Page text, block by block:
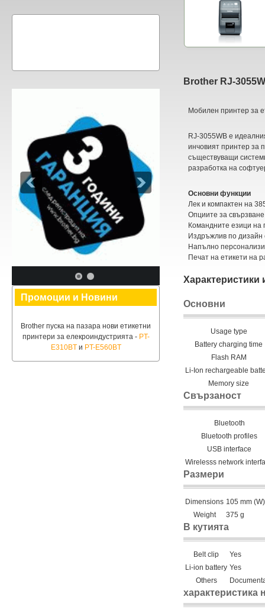
Промоции и Новини
Brother пуска на пазара нови етикетни
принтери за елекроиндустрията - PT-
E310BT и PT-E560BT
Brother RJ-
Мобилен принтер за
RJ-3055WB е
инчовият принтер за
съществуващи
разработка на
Основни функции
Лек и компактен на
Опциите за
Командните езици на
Издръжлив по дизайн
Напълно
Печат на етикети на
Основни
Usage type
Battery charging time
Flash RAM
Li-Ion rechargeable
Memory size
Свързаност
Bluetooth
Bluetooth profiles
USB interface
Wirelesss network
Размери
Dimensions 105 mm
Weight
375 g
В кутията
Belt clip
Yes
Li-ion battery Yes
Others
характеристика